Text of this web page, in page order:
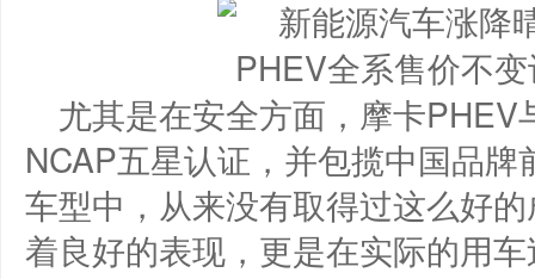
尤其是在安全方面，摩卡
NCAP五星认证，并包揽中国品
车型中，从来没有取得过这么好
着良好的表现，更是在实际的用